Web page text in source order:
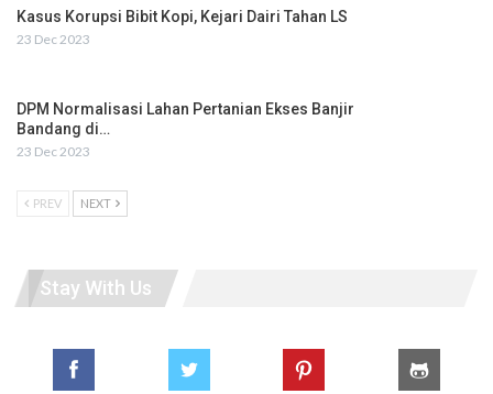
Kasus Korupsi Bibit Kopi, Kejari Dairi Tahan LS
23 Dec 2023
DPM Normalisasi Lahan Pertanian Ekses Banjir
Bandang di…
23 Dec 2023
PREV NEXT
Stay With Us